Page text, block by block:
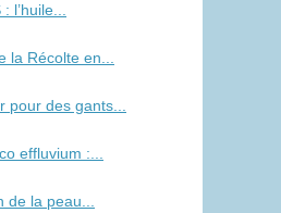
l’huile...
la Récolte en...
pour des gants...
effluvium :...
la peau...